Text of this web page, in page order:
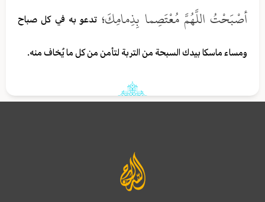
أصْبَحْتُ اللَّهُمَّ مُعْتَصِما بِذِمامِكَ؛ تدعو به في كل صباح
ومساء ماسكا بيدك السبحة من التربة لتأمن من كل ما يُخاف منه.